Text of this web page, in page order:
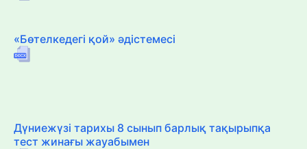
«Бөтелкедегі қой» әдістемесі
Дүниежүзі тарихы 8 сынып барлық тақырыпқа
тест жинағы жауабымен